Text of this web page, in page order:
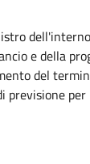
e della
del
previsione